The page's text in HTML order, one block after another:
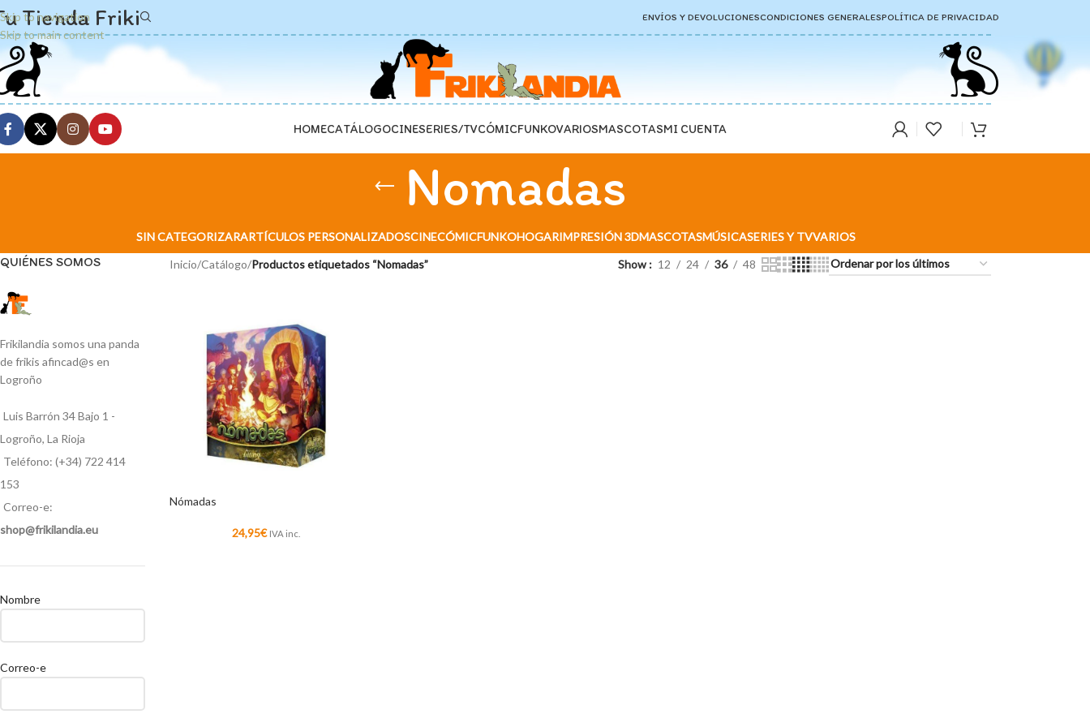
Skip to navigation
Skip to main content
Tienda Friki ENVÍOS Y DEVOLUCIONESCONDICIONES GENERALESPOLÍTICA DE PRIVACIDAD
HOMECATÁLOGOCINESERIES/TVCÓMICFUNKOVARIOSMASCOTASMI CUENTA
Nomadas
SIN CATEGORIZARARTÍCULOS PERSONALIZADOSCINECÓMICFUNKOHOGARIMPRESIÓN 3DMASCOTASMÚSICASERIES Y TVVARIOS
QUIÉNES SOMOS
Frikilandia somos una panda
de frikis afincad@s en
Logroño
Luis Barrón 34 Bajo 1 -
Logroño, La Rioja
Teléfono: (+34) 722 414
153
Correo-e:
shop@frikilandia.eu
Nombre
Correo-e
Inicio/Catálogo/Productos etiquetados “Nomadas” Show 12 24 36 48
Nómadas
24,95€ IVA inc.